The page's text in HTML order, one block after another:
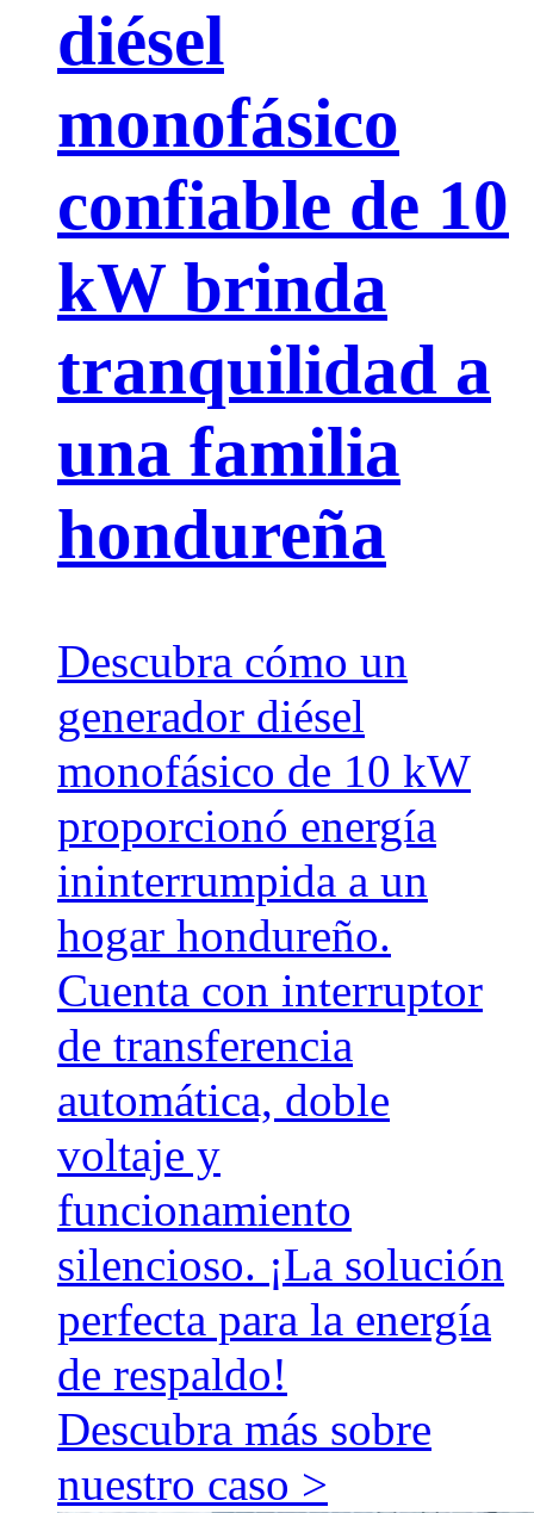
diésel
monofásico
confiable de 10
kW brinda
tranquilidad a
una familia
hondureña
Descubra cómo un
generador diésel
monofásico de 10 kW
proporcionó energía
ininterrumpida a un
hogar hondureño.
Cuenta con interruptor
de transferencia
automática, doble
voltaje y
funcionamiento
silencioso. ¡La solución
perfecta para la energía
de respaldo!
Descubra más sobre
nuestro caso >